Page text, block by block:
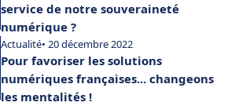
service de notre souveraineté
numérique ?
Actualité• 20 décembre 2022
Pour favoriser les solutions
numériques françaises... changeons
les mentalités !